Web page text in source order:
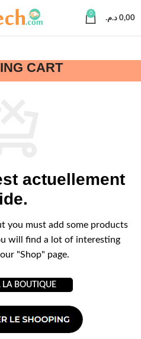
0
0,00 د.م.
CART
actuellement
you must add some products
will find a lot of interesting
"Shop" page.
LA BOUTIQUE